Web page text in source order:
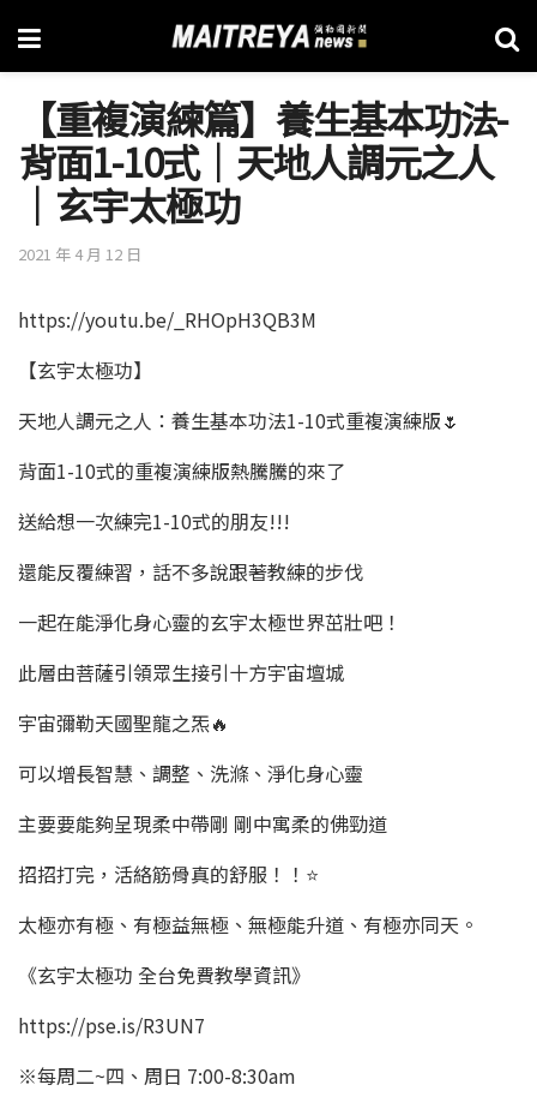
【重複演練篇】養生基本功法-
背面1-10式│天地人調元之人
│玄宇太極功
2021 年 4 月 12 日
https://youtu.be/_RHOpH3QB3M
【玄宇太極功】
天地人調元之人：養生基本功法1-10式重複演練版🌷
背面1-10式的重複演練版熱騰騰的來了
送給想一次練完1-10式的朋友!!!
還能反覆練習，話不多說跟著教練的步伐
一起在能淨化身心靈的玄宇太極世界茁壯吧！
此層由菩薩引領眾生接引十方宇宙壇城
宇宙彌勒天國聖龍之炁🔥
可以增長智慧、調整、洗滌、淨化身心靈
主要要能夠呈現柔中帶剛 剛中寓柔的佛勁道
招招打完，活絡筋骨真的舒服！！⭐
太極亦有極、有極益無極、無極能升道、有極亦同天。
《玄宇太極功 全台免費教學資訊》
https://pse.is/R3UN7
※每周二~四、周日 7:00-8:30am